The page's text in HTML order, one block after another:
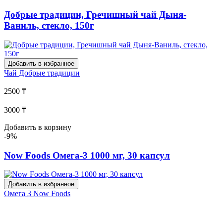
Добрые традиции, Гречишный чай Дыня-
Ваниль, стекло, 150г
Добавить в избранное
Чай Добрые традиции
2500 ₸
3000 ₸
Добавить в корзину
-9%
Now Foods Омега-3 1000 мг, 30 капсул
Добавить в избранное
Омега 3 Now Foods